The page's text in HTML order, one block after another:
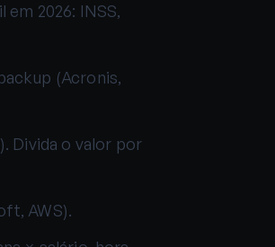
2026: INSS,
(Acronis,
Divida o valor por
AWS).